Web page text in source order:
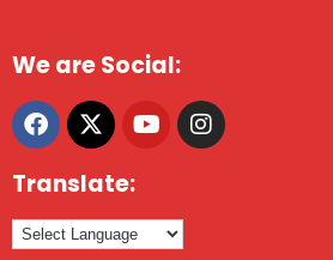
We are Social:
Translate: